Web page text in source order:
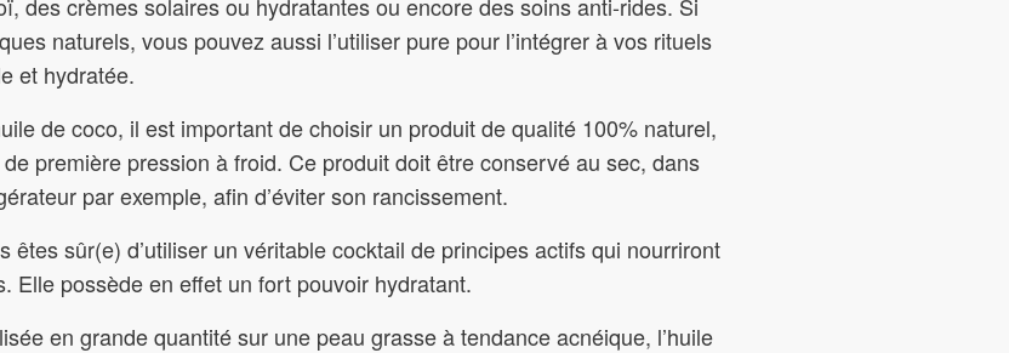
naturels, vous pouvez aussi l’utiliser pure pour l’intégrer à vos rituels
et hydratée.
de coco, il est important de choisir un produit de qualité 100% naturel,
première pression à froid. Ce produit doit être conservé au sec, dans
par exemple, afin d’éviter son rancissement.
êtes sûr(e) d’utiliser un véritable cocktail de principes actifs qui nourriront
Elle possède en effet un fort pouvoir hydratant.
en grande quantité sur une peau grasse à tendance acnéique, l’huile